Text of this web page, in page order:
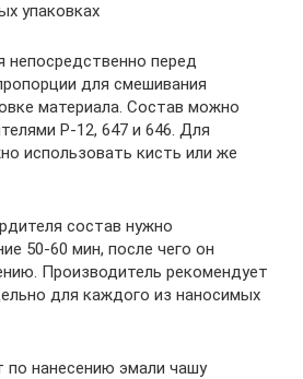
упаковках
непосредственно перед
для смешивания
материала. Состав можно
Р-12, 647 и 646. Для
использовать кисть или же
состав нужно
50-60 мин, после чего он
Производитель рекомендует
для каждого из наносимых
по нанесению эмали чашу